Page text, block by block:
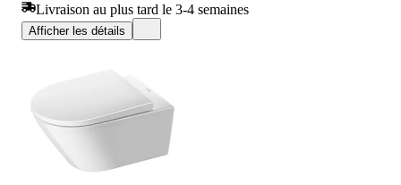
Livraison au plus tard le 3-4 semaines
Afficher les détails